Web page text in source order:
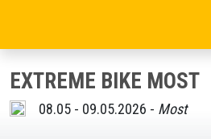
EXTREME BIKE MOST
08.05 - 09.05.2026 - Most